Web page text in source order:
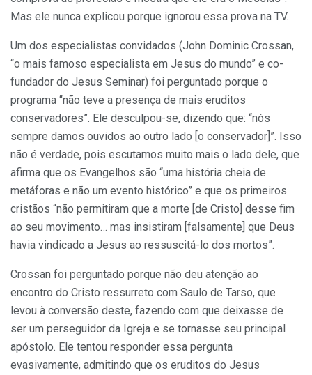
Mas ele nunca explicou porque ignorou essa prova na TV.
Um dos especialistas convidados (John Dominic Crossan,
“o mais famoso especialista em Jesus do mundo” e co-
fundador do Jesus Seminar) foi perguntado porque o
programa “não teve a presença de mais eruditos
conservadores”. Ele desculpou-se, dizendo que: “nós
sempre damos ouvidos ao outro lado [o conservador]”. Isso
não é verdade, pois escutamos muito mais o lado dele, que
afirma que os Evangelhos são “uma história cheia de
metáforas e não um evento histórico” e que os primeiros
cristãos “não permitiram que a morte [de Cristo] desse fim
ao seu movimento… mas insistiram [falsamente] que Deus
havia vindicado a Jesus ao ressuscitá-lo dos mortos”.
Crossan foi perguntado porque não deu atenção ao
encontro do Cristo ressurreto com Saulo de Tarso, que
levou à conversão deste, fazendo com que deixasse de
ser um perseguidor da Igreja e se tornasse seu principal
apóstolo. Ele tentou responder essa pergunta
evasivamente, admitindo que os eruditos do Jesus